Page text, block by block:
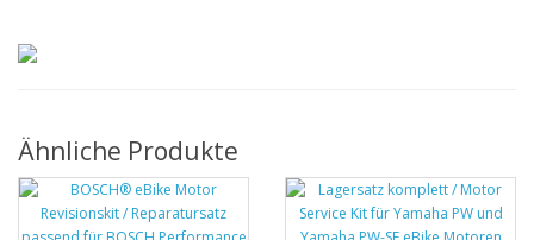
Ähnliche Produkte